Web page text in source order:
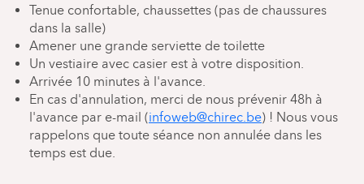
Tenue confortable, chaussettes (pas de chaussures
dans la salle)
Amener une grande serviette de toilette
Un vestiaire avec casier est à votre disposition.
Arrivée 10 minutes à l'avance.
En cas d'annulation, merci de nous prévenir 48h à
l'avance par e-mail (infoweb@chirec.be) ! Nous vous
rappelons que toute séance non annulée dans les
temps est due.